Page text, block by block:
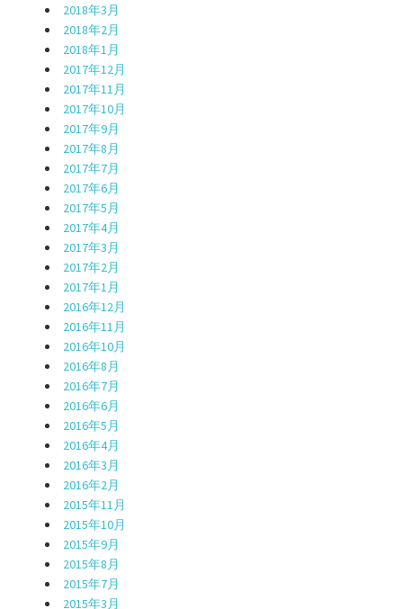
2018年3月
2018年2月
2018年1月
2017年12月
2017年11月
2017年10月
2017年9月
2017年8月
2017年7月
2017年6月
2017年5月
2017年4月
2017年3月
2017年2月
2017年1月
2016年12月
2016年11月
2016年10月
2016年8月
2016年7月
2016年6月
2016年5月
2016年4月
2016年3月
2016年2月
2015年11月
2015年10月
2015年9月
2015年8月
2015年7月
2015年3月